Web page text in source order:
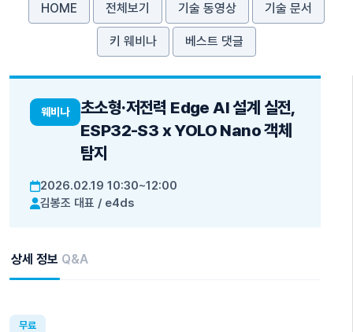
HOME 전체보기 기술 동영상 기술 문서
키 웨비나 베스트 댓글
웨비나
초소형·저전력 Edge AI 설계 실전,
ESP32-S3 x YOLO Nano 객체
탐지
2026.02.19 10:30~12:00
김봉조 대표 / e4ds
상세 정보 Q&A
무료